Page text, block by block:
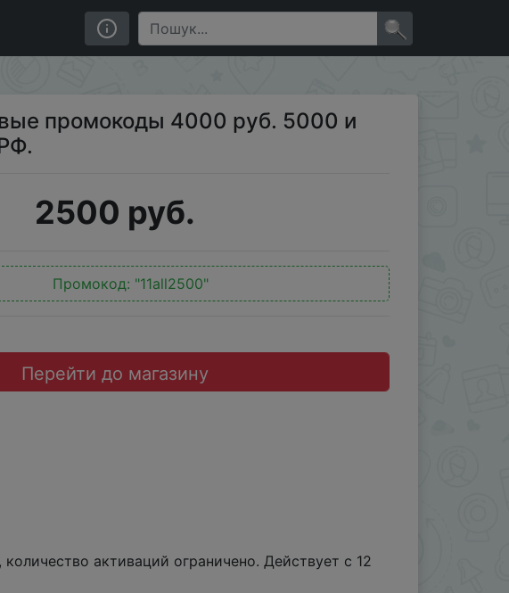
РФ.
промокоды 4000 руб. 5000 и
2500 руб.
Промокод: "11all2500"
Перейти до магазину
активаций ограничено. Действует с 12